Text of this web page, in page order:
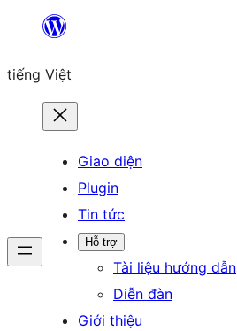
Chuyển
phần
tiếng Việt
Giao diện
Plugin
Tin tức
Hỗ trợ
Tài liệu hướng dẫn
Diễn đàn
Giới thiệu